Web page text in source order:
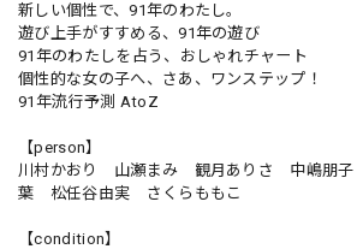
新しい個性で、91年のわたし。
遊び上手がすすめる、91年の遊び
91年のわたしを占う、おしゃれチャート
個性的な女の子へ、さあ、ワンステップ！
91年流行予測 AtoZ
【person】
川村かおり 山瀬まみ 観月ありさ 中嶋朋
葉 松任谷由実 さくらももこ
【condition】